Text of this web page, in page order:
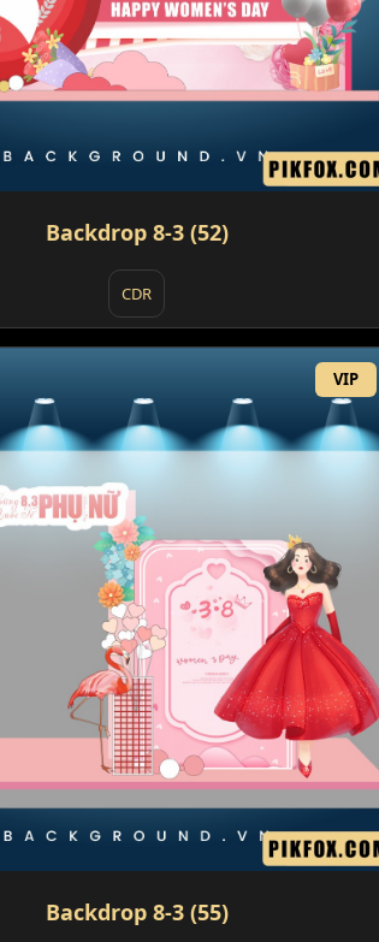
Backdrop 8-3 (52)
CDR
VIP
Backdrop 8-3 (55)